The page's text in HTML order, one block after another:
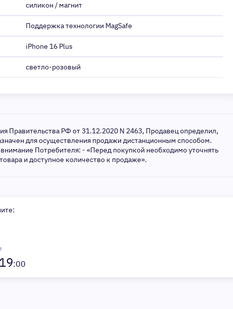
силикон / магнит
Поддержка технологии MagSafe
iPhone 16 Plus
светло-розовый
Правительства РФ от 31.12.2020 N 2463, Продавец определил,
для осуществления продажи дистанционным способом.
Потребителя: - «Перед покупкой необходимо уточнять
и доступное количество к продаже».
19:00